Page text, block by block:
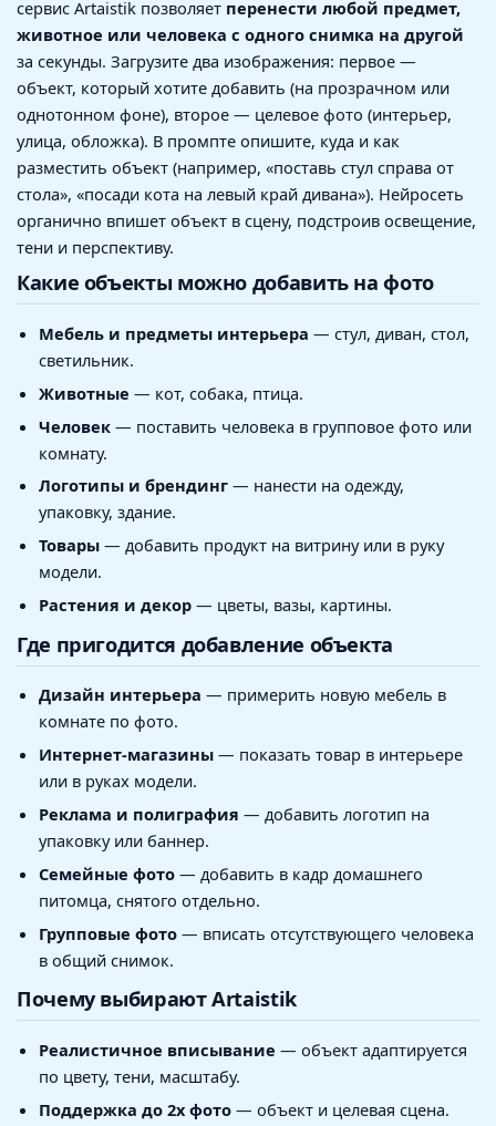
сервис Artaistik позволяет перенести любой предмет,
животное или человека с одного снимка на другой
за секунды. Загрузите два изображения: первое —
объект, который хотите добавить (на прозрачном или
однотонном фоне), второе — целевое фото (интерьер,
улица, обложка). В промпте опишите, куда и как
разместить объект (например, «поставь стул справа от
стола», «посади кота на левый край дивана»). Нейросеть
органично впишет объект в сцену, подстроив освещение,
тени и перспективу.
Какие объекты можно добавить на фото
Мебель и предметы интерьера — стул, диван, стол,
светильник.
Животные — кот, собака, птица.
Человек— поставить человека в групповое фото или
комнату.
Логотипы и брендинг— нанести на одежду,
упаковку, здание.
Товары— добавить продукт на витрину или в руку
модели.
Растения и декор— цветы, вазы, картины.
Где пригодится добавление объекта
Дизайн интерьера — примерить новую мебель в
комнате по фото.
Интернет-магазины— показать товар в интерьере
или в руках модели.
Реклама и полиграфия — добавить логотип на
упаковку или баннер.
Семейные фото— добавить в кадр домашнего
питомца, снятого отдельно.
Групповые фото— вписать отсутствующего человека
в общий снимок.
Почему выбирают Artaistik
Реалистичное вписывание — объект адаптируется
по цвету, тени, масштабу.
Поддержка до 2х фото— объект и целевая сцена.